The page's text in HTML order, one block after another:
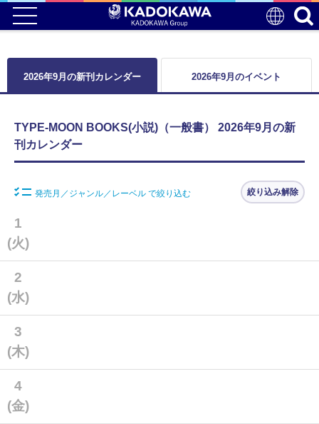
2026年9月の新刊カレンダー 2026年9月のイベント
TYPE-MOON BOOKS(小説)（一般書） 2026年9月の新
刊カレンダー
発売月／ジャンル／レーベル で絞り込む 絞り込み解除
1
(火)
2
(水)
3
(木)
4
(金)